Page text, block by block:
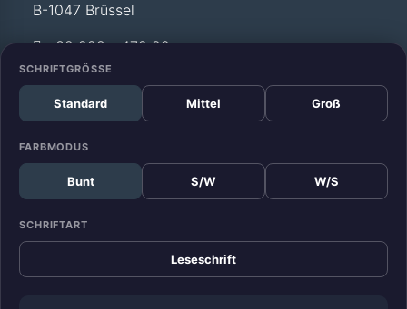
SCHRIFTGRÖSSE
Standard Mittel Groß
FARBMODUS
Bunt S/W W/S
SCHRIFTART
Leseschrift
B-1047 Brüssel
+32 228 - 472 99
Büro Straßburg
Europäisches Parlament
Allée du Printemps –
WEISS T12 029
F-67070 Straßburg
+33 388 - 17 52 99